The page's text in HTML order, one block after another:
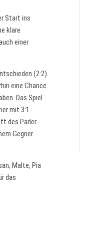
Start ins
klare
einer
(2:2).
eine Chance
Das Spiel
mit 3:1
des Parler-
Gegner
Malte, Pia
das